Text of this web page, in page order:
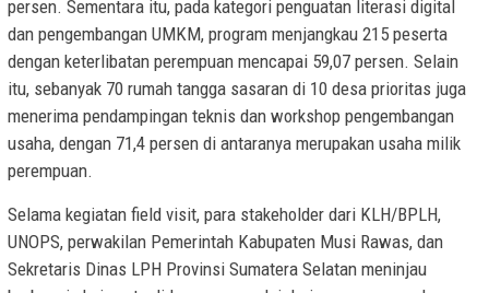
persen. Sementara itu, pada kategori penguatan literasi digital
dan pengembangan UMKM, program menjangkau 215 peserta
dengan keterlibatan perempuan mencapai 59,07 persen. Selain
itu, sebanyak 70 rumah tangga sasaran di 10 desa prioritas juga
menerima pendampingan teknis dan workshop pengembangan
usaha, dengan 71,4 persen di antaranya merupakan usaha milik
perempuan.
Selama kegiatan field visit, para stakeholder dari KLH/BPLH,
UNOPS, perwakilan Pemerintah Kabupaten Musi Rawas, dan
Sekretaris Dinas LPH Provinsi Sumatera Selatan meninjau